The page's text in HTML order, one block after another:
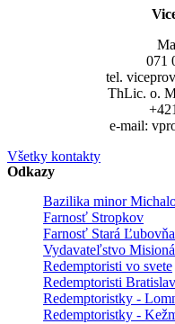
071
tel.
ThLic. o.
e-mail:
Všetky kontakty
Odkazy
Bazilika minor
Farnosť Stropkov
Farnosť Stará Ľubovňa
Vydavateľstvo
Redemptoristi vo svete
Redemptoristi
Redemptoristky -
Redemptoristky -